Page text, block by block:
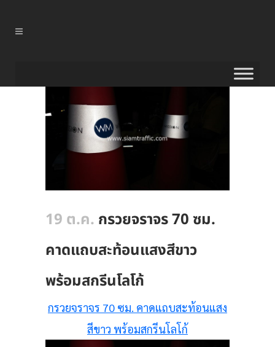
19 ต.ค. กรวยจราจร 70 ซม.
คาดแถบสะท้อนแสงสีขาว
พร้อมสกรีนโลโก้
กรวยจราจร 70 ซม. คาดแถบสะท้อนแสง
สีขาว พร้อมสกรีนโลโก้